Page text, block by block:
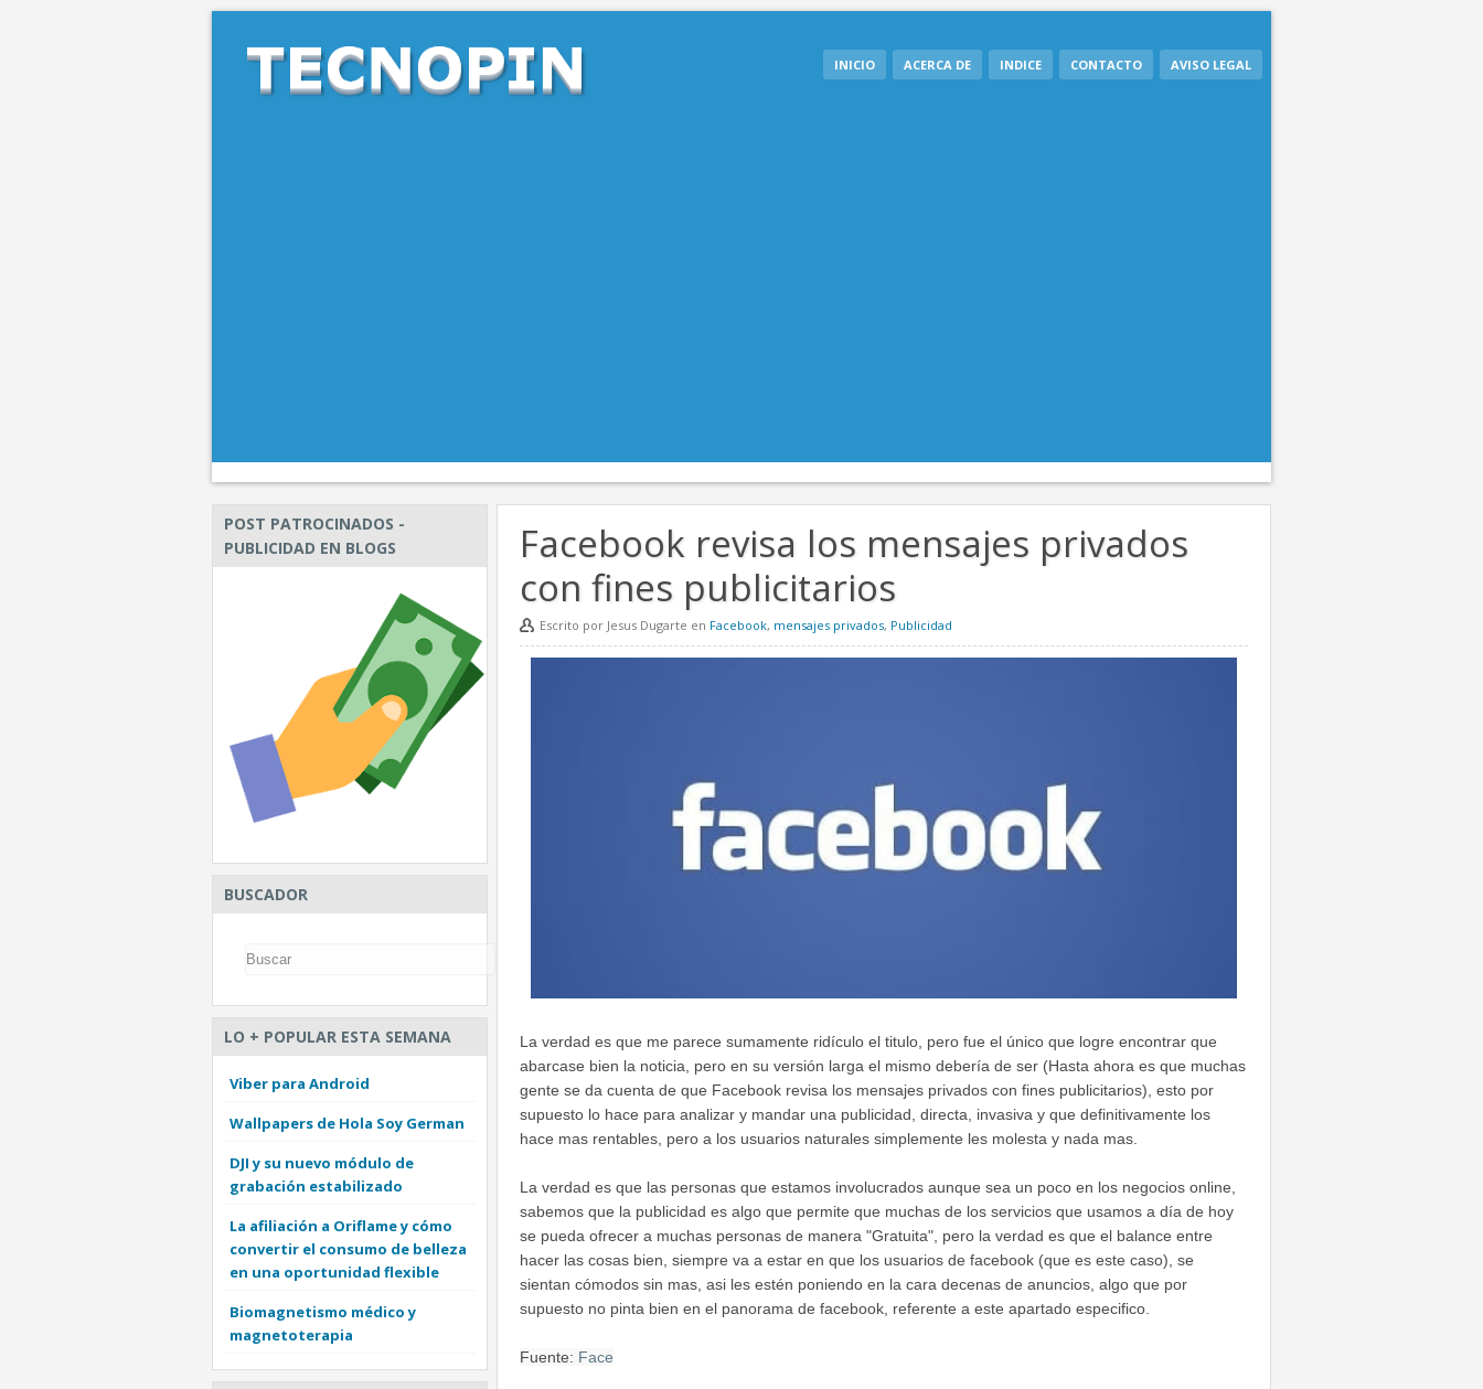
INICIO ACERCA DE INDICE CONTACTO AVISO LEGAL
Facebook revisa los mensajes privados
con fines publicitarios
Escrito por Jesus Dugarte en Facebook, mensajes privados, Publicidad
La verdad es que me parece sumamente ridículo el titulo, pero fue el único que logre encontrar que
abarcase bien la noticia, pero en su versión larga el mismo debería de ser (Hasta ahora es que muchas
gente se da cuenta de que Facebook revisa los mensajes privados con fines publicitarios), esto por
supuesto lo hace para analizar y mandar una publicidad, directa, invasiva y que definitivamente los
hace mas rentables, pero a los usuarios naturales simplemente les molesta y nada mas.
La verdad es que las personas que estamos involucrados aunque sea un poco en los negocios online,
sabemos que la publicidad es algo que permite que muchas de los servicios que usamos a día de hoy
se pueda ofrecer a muchas personas de manera "Gratuita", pero la verdad es que el balance entre
hacer las cosas bien, siempre va a estar en que los usuarios de facebook (que es este caso), se
sientan cómodos sin mas, asi les estén poniendo en la cara decenas de anuncios, algo que por
supuesto no pinta bien en el panorama de facebook, referente a este apartado especifico.
Fuente: Face
POST PATROCINADOS -
PUBLICIDAD EN BLOGS
BUSCADOR
LO + POPULAR ESTA SEMANA
Viber para Android
Wallpapers de Hola Soy German
DJI y su nuevo módulo de
grabación estabilizado
La afiliación a Oriflame y cómo
convertir el consumo de belleza
en una oportunidad flexible
Biomagnetismo médico y
magnetoterapia